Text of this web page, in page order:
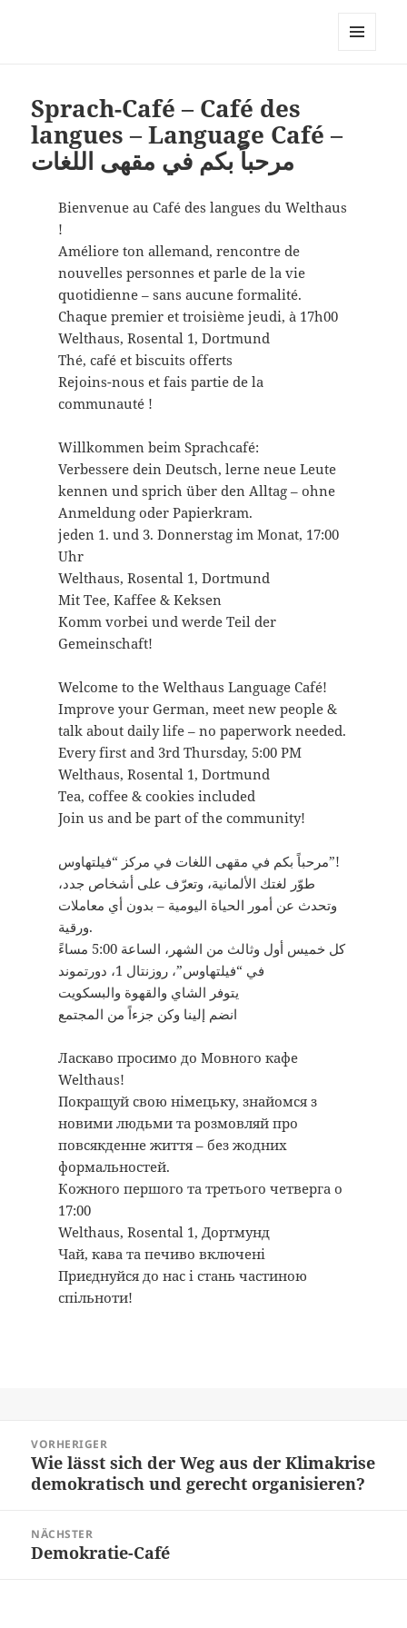
Sprach-Café – Café des
langues – Language Café –
مرحباً بكم في مقهى اللغات
Bienvenue au Café des langues du Welthaus
!
Améliore ton allemand, rencontre de
nouvelles personnes et parle de la vie
quotidienne – sans aucune formalité.
Chaque premier et troisième jeudi, à 17h00
Welthaus, Rosental 1, Dortmund
Thé, café et biscuits offerts
Rejoins-nous et fais partie de la
communauté !
Willkommen beim Sprachcafé:
Verbessere dein Deutsch, lerne neue Leute
kennen und sprich über den Alltag – ohne
Anmeldung oder Papierkram.
jeden 1. und 3. Donnerstag im Monat, 17:00
Uhr
Welthaus, Rosental 1, Dortmund
Mit Tee, Kaffee & Keksen
Komm vorbei und werde Teil der
Gemeinschaft!
Welcome to the Welthaus Language Café!
Improve your German, meet new people &
talk about daily life – no paperwork needed.
Every first and 3rd Thursday, 5:00 PM
Welthaus, Rosental 1, Dortmund
Tea, coffee & cookies included
Join us and be part of the community!
مرحباً بكم في مقهى اللغات في مركز “فيلتهاوس”!
طوّر لغتك الألمانية، وتعرّف على أشخاص جدد،
وتحدث عن أمور الحياة اليومية – بدون أي معاملات
ورقية.
كل خميس أول وثالث من الشهر، الساعة 5:00 مساءً
في “فيلتهاوس”، روزنتال 1، دورتموند
يتوفر الشاي والقهوة والبسكويت
انضم إلينا وكن جزءاً من المجتمع
Ласкаво просимо до Мовного кафе
Welthaus!
Покращуй свою німецьку, знайомся з
новими людьми та розмовляй про
повсякденне життя – без жодних
формальностей.
Кожного першого та третього четверга о
17:00
Welthaus, Rosental 1, Дортмунд
Чай, кава та печиво включені
Приєднуйся до нас і стань частиною
спільноти!
VORHERIGER
Vorheriger
Beitrag:
Wie lässt sich der Weg aus der Klimakrise
demokratisch und gerecht organisieren?
NÄCHSTER
Nächster
Demokratie-Café